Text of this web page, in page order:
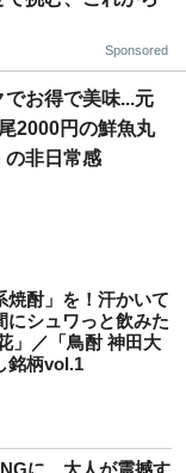
Sponsored
お得で美味...元
2000円の鮮魚丸
の非日常感
焼酎」を！汗かいて
にシュワっと飲みた
」／「鳥酎 神田大
銘柄vol.1
に…大人が震撼す